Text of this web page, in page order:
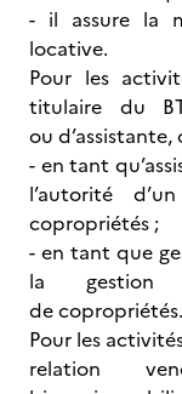
- il assure la
locative.
Pour les
titulaire du
ou
- en tant
l’autorité
copropriétés ;
- en tant que
la gestion
de copropriétés.
Pour les
relation